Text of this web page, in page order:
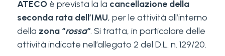
ATECOè prevista la la cancellazione della
seconda rata dell’IMU, per le attività all’interno
della zona “rossa“. Si tratta, in particolare delle
attività indicate nell’allegato 2 del D.L. n. 129/20.